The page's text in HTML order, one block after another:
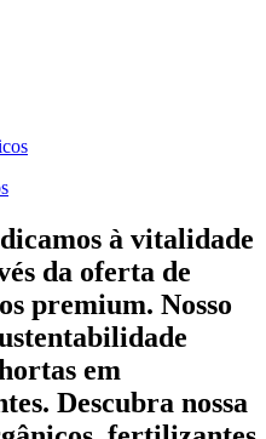
à vitalidade
da oferta de
premium. Nosso
em
Descubra nossa